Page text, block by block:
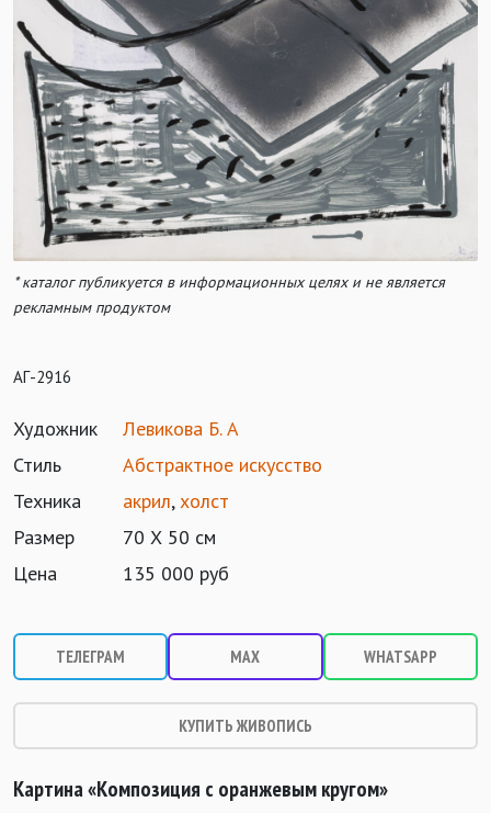
* каталог публикуется в информационных целях и не является
рекламным продуктом
АГ-2916
Художник
Левикова Б. А
Стиль
Абстрактное искусство
Техника
акрил,холст
Размер
70 Х 50 см
Цена
135 000 руб
ТЕЛЕГРАМ MAX WHATSAPP
КУПИТЬ ЖИВОПИСЬ
Картина «Композиция с оранжевым кругом»